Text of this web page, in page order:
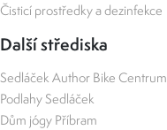
Čisticí prostředky a dezinfekce
Další střediska
Sedláček Author Bike Centrum
Podlahy Sedláček
Dům jógy Příbram